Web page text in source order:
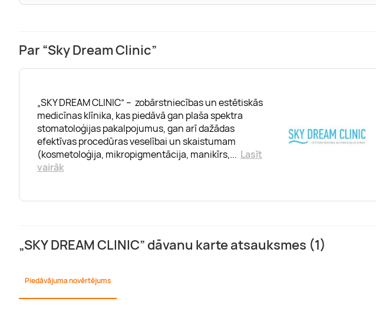
Par “Sky Dream Clinic”
„SKY DREAM CLINIC” – zobārstniecības un estētiskās
medicīnas klīnika, kas piedāvā gan plaša spektra
stomatoloģijas pakalpojumus, gan arī dažādas
efektīvas procedūras veselībai un skaistumam
(kosmetoloģija, mikropigmentācija, manikīrs,... Lasīt
vairāk
„SKY DREAM CLINIC” dāvanu karte atsauksmes (1)
Piedāvājuma novērtējums